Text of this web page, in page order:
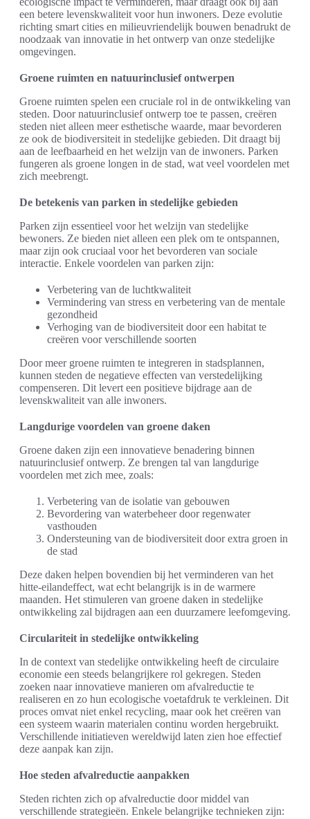
een betere levenskwaliteit voor hun inwoners. Deze evolutie
richting smart cities en milieuvriendelijk bouwen benadrukt de
noodzaak van innovatie in het ontwerp van onze stedelijke
omgevingen.
Groene ruimten en natuurinclusief ontwerpen
Groene ruimten spelen een cruciale rol in de ontwikkeling van
steden. Door natuurinclusief ontwerp toe te passen, creëren
steden niet alleen meer esthetische waarde, maar bevorderen
ze ook de biodiversiteit in stedelijke gebieden. Dit draagt bij
aan de leefbaarheid en het welzijn van de inwoners. Parken
fungeren als groene longen in de stad, wat veel voordelen met
zich meebrengt.
De betekenis van parken in stedelijke gebieden
Parken zijn essentieel voor het welzijn van stedelijke
bewoners. Ze bieden niet alleen een plek om te ontspannen,
maar zijn ook cruciaal voor het bevorderen van sociale
interactie. Enkele voordelen van parken zijn:
Verbetering van de luchtkwaliteit
Vermindering van stress en verbetering van de mentale
gezondheid
Verhoging van de biodiversiteit door een habitat te
creëren voor verschillende soorten
Door meer groene ruimten te integreren in stadsplannen,
kunnen steden de negatieve effecten van verstedelijking
compenseren. Dit levert een positieve bijdrage aan de
levenskwaliteit van alle inwoners.
Langdurige voordelen van groene daken
Groene daken zijn een innovatieve benadering binnen
natuurinclusief ontwerp. Ze brengen tal van langdurige
voordelen met zich mee, zoals:
Verbetering van de isolatie van gebouwen
Bevordering van waterbeheer door regenwater
vasthouden
Ondersteuning van de biodiversiteit door extra groen in
de stad
Deze daken helpen bovendien bij het verminderen van het
hitte-eilandeffect, wat echt belangrijk is in de warmere
maanden. Het stimuleren van groene daken in stedelijke
ontwikkeling zal bijdragen aan een duurzamere leefomgeving.
Circulariteit in stedelijke ontwikkeling
In de context van stedelijke ontwikkeling heeft de circulaire
economie een steeds belangrijkere rol gekregen. Steden
zoeken naar innovatieve manieren om afvalreductie te
realiseren en zo hun ecologische voetafdruk te verkleinen. Dit
proces omvat niet enkel recycling, maar ook het creëren van
een systeem waarin materialen continu worden hergebruikt.
Verschillende initiatieven wereldwijd laten zien hoe effectief
deze aanpak kan zijn.
Hoe steden afvalreductie aanpakken
Steden richten zich op afvalreductie door middel van
verschillende strategieën. Enkele belangrijke technieken zijn: